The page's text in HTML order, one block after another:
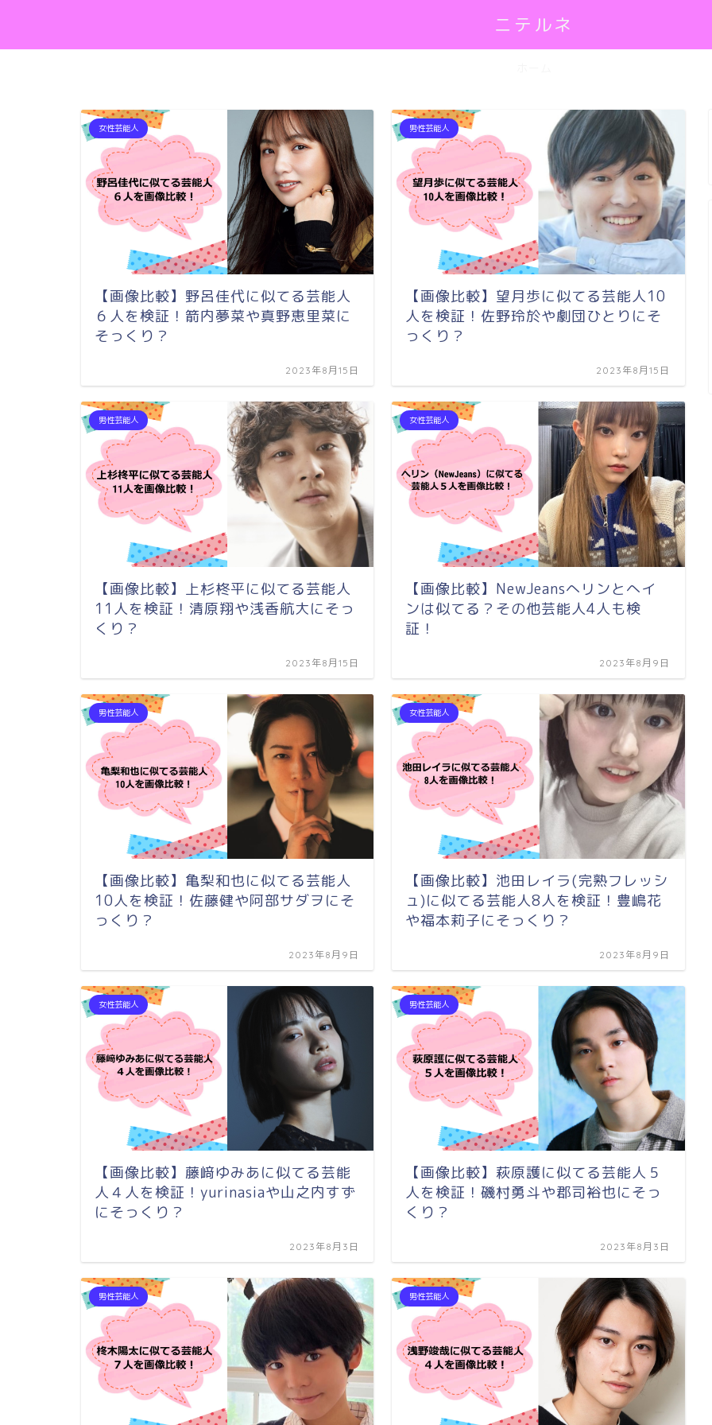
ニテルネ
女性芸能人
【画像比較】野呂佳代に似てる芸能人
６人を検証！箭内夢菜や真野恵里菜に
そっくり？
2023年8月15日
男性芸能人
【画像比較】望月歩に似てる芸能人10
人を検証！佐野玲於や劇団ひとりにそ
っくり？
2023年8月15日
男性芸能人
【画像比較】上杉柊平に似てる芸能人
11人を検証！清原翔や浅香航大にそっ
くり？
2023年8月15日
女性芸能人
【画像比較】NewJeansへリンとへイ
ンは似てる？その他芸能人4人も検
証！
2023年8月9日
男性芸能人
【画像比較】亀梨和也に似てる芸能人
10人を検証！佐藤健や阿部サダヲにそ
っくり？
2023年8月9日
女性芸能人
【画像比較】池田レイラ(完熟フレッシ
ュ)に似てる芸能人8人を検証！豊嶋花
や福本莉子にそっくり？
2023年8月9日
女性芸能人
【画像比較】藤﨑ゆみあに似てる芸能
人４人を検証！yurinasiaや山之内すず
にそっくり？
2023年8月3日
男性芸能人
【画像比較】萩原護に似てる芸能人５
人を検証！磯村勇斗や郡司裕也にそっ
くり？
2023年8月3日
男性芸能人 男性芸能人